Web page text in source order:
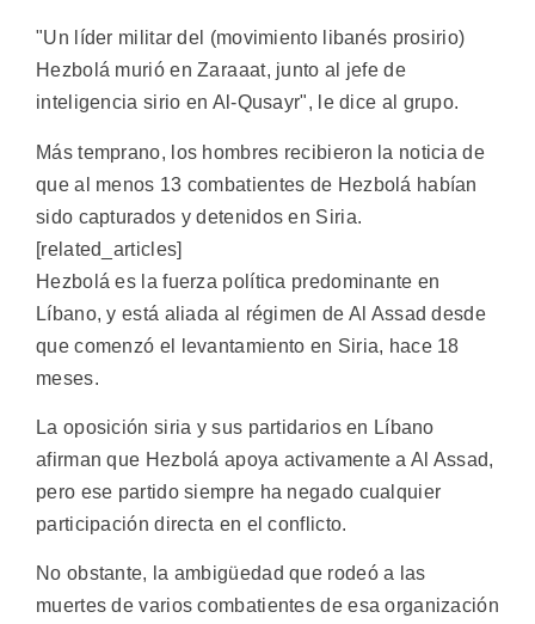
"Un líder militar del (movimiento libanés prosirio)
Hezbolá murió en Zaraaat, junto al jefe de
inteligencia sirio en Al-Qusayr", le dice al grupo.
Más temprano, los hombres recibieron la noticia de
que al menos 13 combatientes de Hezbolá habían
sido capturados y detenidos en Siria.
[related_articles]
Hezbolá es la fuerza política predominante en
Líbano, y está aliada al régimen de Al Assad desde
que comenzó el levantamiento en Siria, hace 18
meses.
La oposición siria y sus partidarios en Líbano
afirman que Hezbolá apoya activamente a Al Assad,
pero ese partido siempre ha negado cualquier
participación directa en el conflicto.
No obstante, la ambigüedad que rodeó a las
muertes de varios combatientes de esa organización